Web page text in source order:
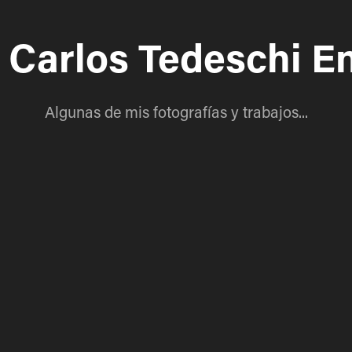
Carlos Tedeschi
Algunas de mis fotografías y trabajos...